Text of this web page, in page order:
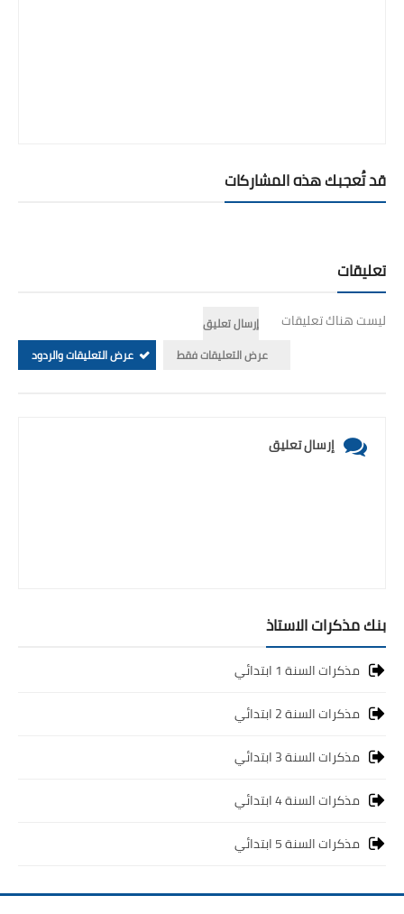
قد تُعجبك هذه المشاركات
تعليقات
ليست هناك تعليقات
إرسال تعليق
عرض التعليقات فقط
عرض التعليقات والردود
إرسال تعليق
بنك مذكرات الاستاذ
مذكرات السنة 1 ابتدائي
مذكرات السنة 2 ابتدائي
مذكرات السنة 3 ابتدائي
مذكرات السنة 4 ابتدائي
مذكرات السنة 5 ابتدائي